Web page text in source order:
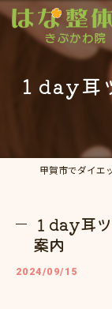
１day耳
１day耳
案内
2024/09/15